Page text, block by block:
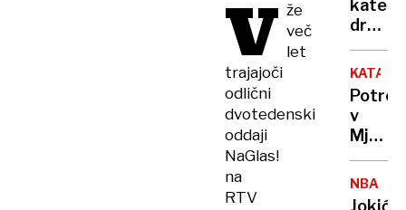
V že
več
let
trajajoči
odlični
dvotedenski
oddaji
NaGlas!
na
RTV
živijo
ljudje
z
IQ in
kje
smo
Potres
v
že
več
NBA
Jokić